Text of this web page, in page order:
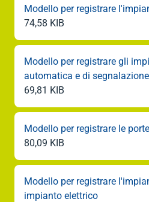
Modello per registrare
74,58 KIB
Modello per registrare gli
automatica e di
69,81 KIB
Modello per registrare le
80,09 KIB
Modello per registrare
impianto elettrico